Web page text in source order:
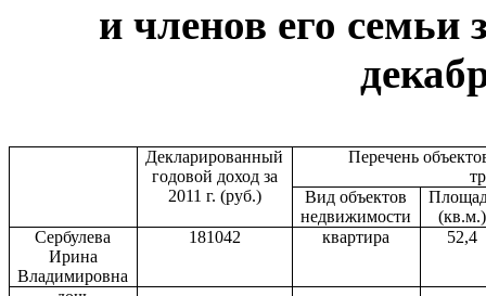
и членов его семьи
Декларированный
годовой доход за
2011 г. (руб.)
Перечень
Вид объектов
недвижимости
(кв.м.)
Сербулева
Ирина
Владимировна
181042 квартира 52,4